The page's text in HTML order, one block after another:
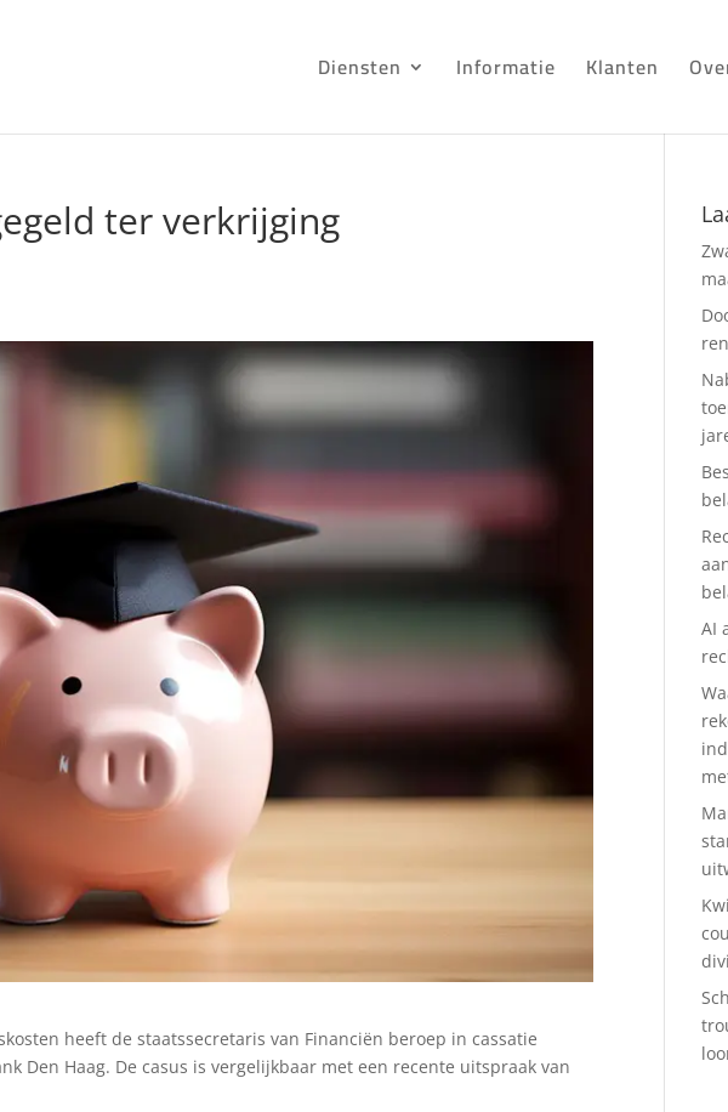
Diensten Informatie Klanten
ter verkrijging
heeft de staatssecretaris van Financiën beroep in cassatie
Den Haag. De casus is vergelijkbaar met een recente uitspraak van
AI